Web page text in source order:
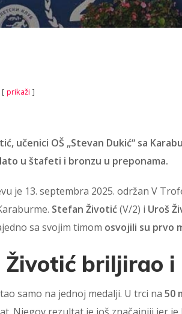
prikaži
učenici OŠ „Stevan Dukić“ sa
u štafeti i bronzu u preponama.
je 13. septembra 2025. održan V
Stefan Životić(V/2) i Uroš
sa svojim timom osvojili su prvo
Životić briljirao i
samo na jednoj medalji. U trci na 50